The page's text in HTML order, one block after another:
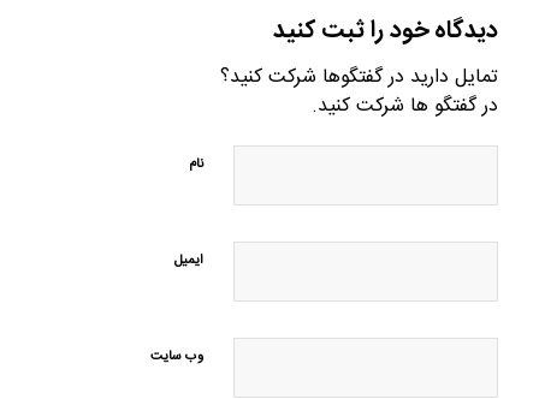
دیدگاه خود را ثبت کنید
تمایل دارید در گفتگوها شرکت کنید؟
در گفتگو ها شرکت کنید.
نام
ایمیل
وب‌ سایت